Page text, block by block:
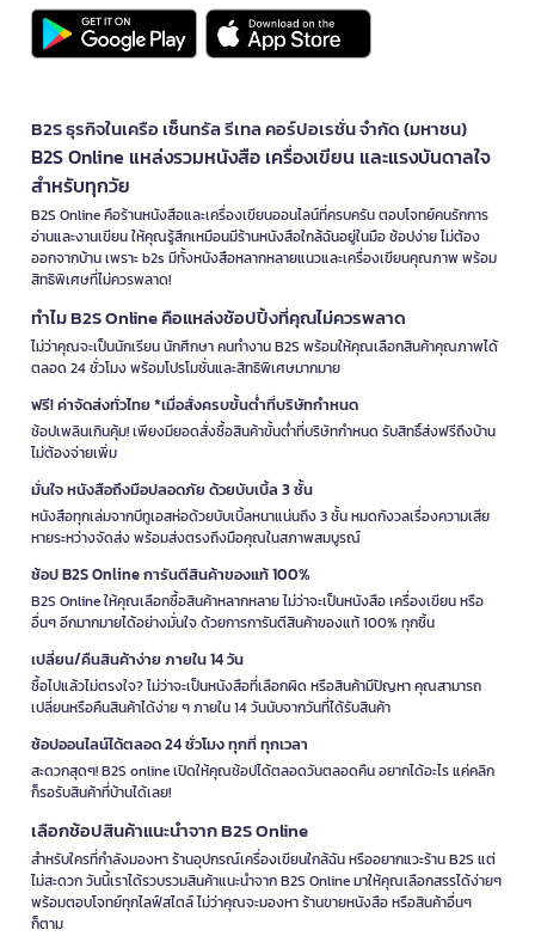
B2S ธุรกิจในเครือ เซ็นทรัล รีเทล คอร์ปอเรชั่น จำกัด (มหาชน)
B2S Online แหล่งรวมหนังสือ เครื่องเขียน และแรงบันดาลใจ
สำหรับทุกวัย
B2S Online คือร้านหนังสือและเครื่องเขียนออนไลน์ที่ครบครัน ตอบโจทย์คนรักการ
อ่านและงานเขียน ให้คุณรู้สึกเหมือนมีร้านหนังสือใกล้ฉันอยู่ในมือ ช้อปง่าย ไม่ต้อง
ออกจากบ้าน เพราะ b2s มีทั้งหนังสือหลากหลายแนวและเครื่องเขียนคุณภาพ พร้อม
สิทธิพิเศษที่ไม่ควรพลาด!
ทำไม B2S Online คือแหล่งช้อปปิ้งที่คุณไม่ควรพลาด
ไม่ว่าคุณจะเป็นนักเรียน นักศึกษา คนทำงาน B2S พร้อมให้คุณเลือกสินค้าคุณภาพได้
ตลอด 24 ชั่วโมง พร้อมโปรโมชั่นและสิทธิพิเศษมากมาย
ฟรี! ค่าจัดส่งทั่วไทย *เมื่อสั่งครบขั้นต่ำที่บริษัทกำหนด
ช้อปเพลินเกินคุ้ม! เพียงมียอดสั่งซื้อสินค้าขั้นต่ำที่บริษัทกำหนด รับสิทธิ์ส่งฟรีถึงบ้าน
ไม่ต้องจ่ายเพิ่ม
มั่นใจ หนังสือถึงมือปลอดภัย ด้วยบับเบิ้ล 3 ชั้น
หนังสือทุกเล่มจากบีทูเอสห่อด้วยบับเบิ้ลหนาแน่นถึง 3 ชั้น หมดกังวลเรื่องความเสีย
หายระหว่างจัดส่ง พร้อมส่งตรงถึงมือคุณในสภาพสมบูรณ์
ช้อป B2S Online การันตีสินค้าของแท้ 100%
B2S Online ให้คุณเลือกซื้อสินค้าหลากหลาย ไม่ว่าจะเป็นหนังสือ เครื่องเขียน หรือ
อื่นๆ อีกมากมายได้อย่างมั่นใจ ด้วยการการันตีสินค้าของแท้ 100% ทุกชิ้น
เปลี่ยน/คืนสินค้าง่าย ภายใน 14 วัน
ซื้อไปแล้วไม่ตรงใจ? ไม่ว่าจะเป็นหนังสือที่เลือกผิด หรือสินค้ามีปัญหา คุณสามารถ
เปลี่ยนหรือคืนสินค้าได้ง่าย ๆ ภายใน 14 วันนับจากวันที่ได้รับสินค้า
ช้อปออนไลน์ได้ตลอด 24 ชั่วโมง ทุกที่ ทุกเวลา
สะดวกสุดๆ! B2S online เปิดให้คุณช้อปได้ตลอดวันตลอดคืน อยากได้อะไร แค่คลิก
ก็รอรับสินค้าที่บ้านได้เลย!
เลือกช้อปสินค้าแนะนำจาก B2S Online
สำหรับใครที่กำลังมองหา ร้านอุปกรณ์เครื่องเขียนใกล้ฉัน หรืออยากแวะร้าน B2S แต่
ไม่สะดวก วันนี้เราได้รวบรวมสินค้าแนะนำจาก B2S Online มาให้คุณเลือกสรรได้ง่ายๆ
พร้อมตอบโจทย์ทุกไลฟ์สไตล์ ไม่ว่าคุณจะมองหา ร้านขายหนังสือ หรือสินค้าอื่นๆ
ก็ตาม